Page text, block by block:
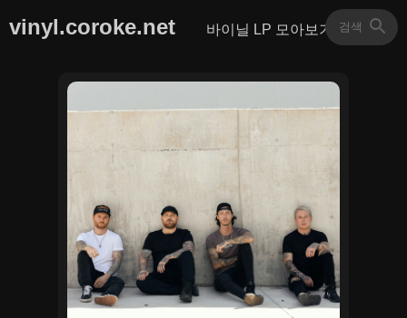
vinyl.coroke.net 바이닐 LP 모아보기